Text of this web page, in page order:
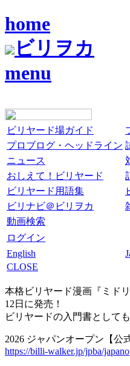
home
ビリヲカ
menu
ビリヤード場ガイド
プロブログ・ヘッドライン
ニュース
おしえて！ビリヤード
ビリヤード用語集
ビリナビ＠ビリヲカ
動画検索
ログイン
English
CLOSE
本格ビリヤード漫画『ミド
12日に発売！
ビリヤードの入門書として
2026 ジャパンオープン【公
https://billi-walker.jp/jpba/